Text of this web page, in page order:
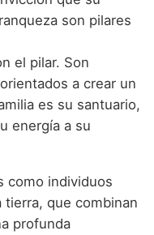
son pilares
el pilar. Son
a crear un
es su santuario,
energía a su
como individuos
que combinan
profunda